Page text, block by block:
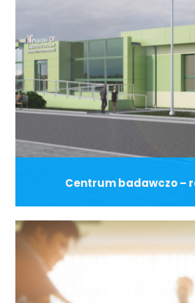
Centrum badawczo –
rozwojowego jako wyodrębnionej
której rozwój i efekty pozwalają jej
w rozwoju na rynku krajowym